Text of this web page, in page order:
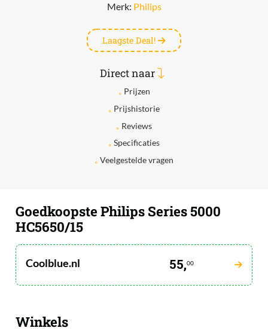
Merk: Philips
Laagste Deal!
Direct naar
Prijzen
Prijshistorie
Reviews
Specificaties
Veelgestelde vragen
Goedkoopste Philips Series 5000
HC5650/15
Coolblue.nl 55,00
Winkels